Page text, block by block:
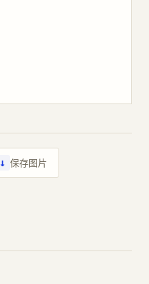
↓ 保存图片